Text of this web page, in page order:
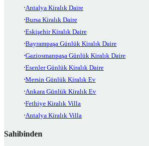
Antalya Kiralık Daire
Bursa Kiralık Daire
Eskişehir Kiralık Daire
Bayrampaşa Günlük Kiralık Daire
Gaziosmanpaşa Günlük Kiralık Daire
Esenler Günlük Kiralık Daire
Mersin Günlük Kiralık Ev
Ankara Günlük Kiralık Ev
Fethiye Kiralık Villa
Antalya Kiralık Villa
Sahibinden